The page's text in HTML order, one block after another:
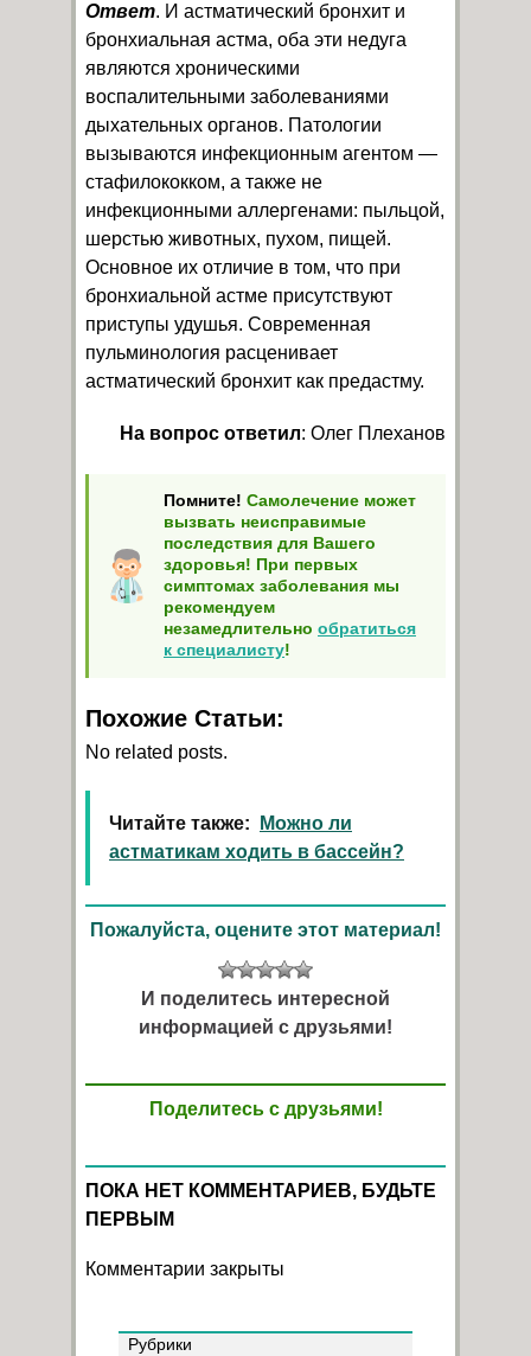
Ответ. И астматический бронхит и
бронхиальная астма, оба эти недуга
являются хроническими
воспалительными заболеваниями
дыхательных органов. Патологии
вызываются инфекционным агентом —
стафилококком, а также не
инфекционными аллергенами: пыльцой,
шерстью животных, пухом, пищей.
Основное их отличие в том, что при
бронхиальной астме присутствуют
приступы удушья. Современная
пульминология расценивает
астматический бронхит как предастму.
На вопрос ответил: Олег Плеханов
Помните! Самолечение может
вызвать неисправимые
последствия для Вашего
здоровья! При первых
симптомах заболевания мы
рекомендуем
незамедлительно обратиться
к специалисту!
Похожие Статьи:
No related posts.
Читайте также:
Можно ли
астматикам ходить в бассейн?
Пожалуйста, оцените этот материал!
И поделитесь интересной
информацией с друзьями!
Поделитесь с друзьями!
ПОКА НЕТ КОММЕНТАРИЕВ, БУДЬТЕ
ПЕРВЫМ
Комментарии закрыты
Рубрики